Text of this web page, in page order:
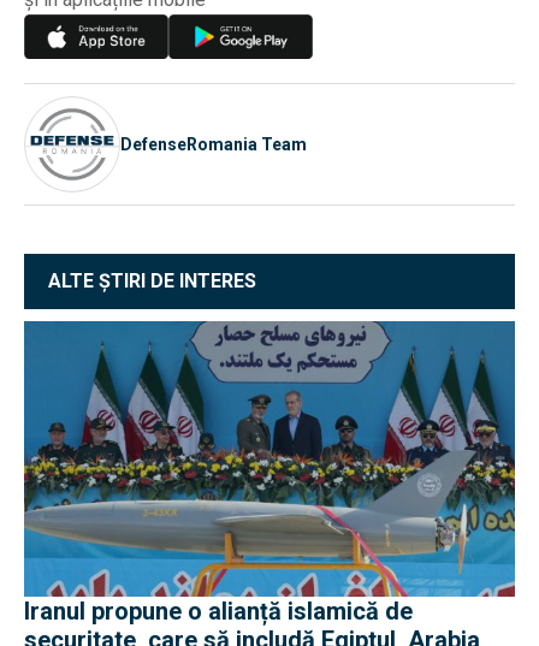
DefenseRomania Team
ALTE ȘTIRI DE INTERES
Iranul propune o alianță islamică de
securitate, care să includă Egiptul, Arabia